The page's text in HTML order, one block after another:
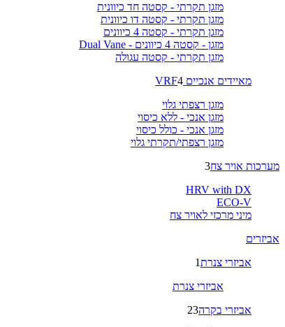
מזגן תקרתי - קסטה חד כיוונית
מזגן תקרתי - קסטה דו כיוונית
מזגן תקרתי - קסטה 4 כיוונים
מזגן - קסטה 4 כיוונים - Dual Vane
מזגן תקרתי - קסטה עגולה
מאיידים אנכיים VRF 4
מזגן רצפתי גלוי
מזגן אנכי - ללא כיסוי
מזגן אנכי - כולל כיסוי
מזגן רצפתי/תקרתי גלוי
מערכות אויר צח3
HRV with DX
ECO-V
מיני מרכזי לאויר צח
אביזרים
אביזרי צנרת1
אביזרי צנרת
אביזרי בקרה23